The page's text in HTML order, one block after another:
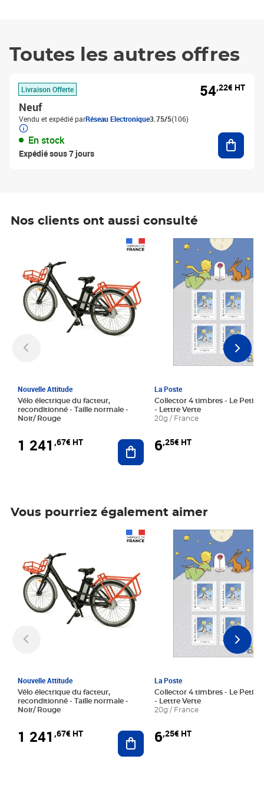
Toutes les autres offres
Livraison Offerte
Neuf
Vendu et expédié parRéseau Electronique3.75/5(106)
En stock
Expédié sous 7 jours
54,22€ HT
Nos clients ont aussi consulté
Nouvelle Attitude
Vélo électrique du facteur,
reconditionné - Taille normale -
Noir/ Rouge
1 241 ,67€ HT Ajouter au panier
La Poste
Collector 4 timbres - Le Petit
- Lettre Verte
20g / France
6,25€ HT
Prix 6,25€ HT
Vous pourriez également aimer
Nouvelle Attitude
Vélo électrique du facteur,
reconditionné - Taille normale -
Noir/ Rouge
1 241 ,67€ HT Ajouter au panier
La Poste
Collector 4 timbres - Le Petit
- Lettre Verte
20g / France
6,25€ HT
Prix 6,25€ HT